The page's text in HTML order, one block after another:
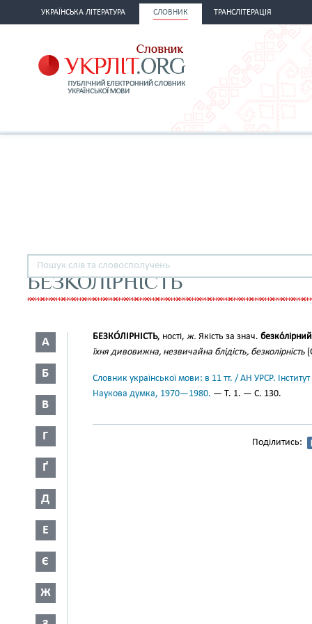
УКРАЇНСЬКА ЛІТЕРАТУРА СЛОВНИК ТРАНСЛІТЕРАЦІЯ
БЕЗКОЛІРНІСТЬ
А
Б
В
Г
Ґ
Д
Е
Є
Ж
БЕЗКО́ЛІРНІСТЬ, ності, ж. Якість за знач. безко́лірний
їхня дивовижна, незвичайна блідість, безколірність
Словник української мови: в 11 тт. / АН УРСР.
Наукова думка, 1970—1980. — Т. 1. — С. 130.
Поділитись: